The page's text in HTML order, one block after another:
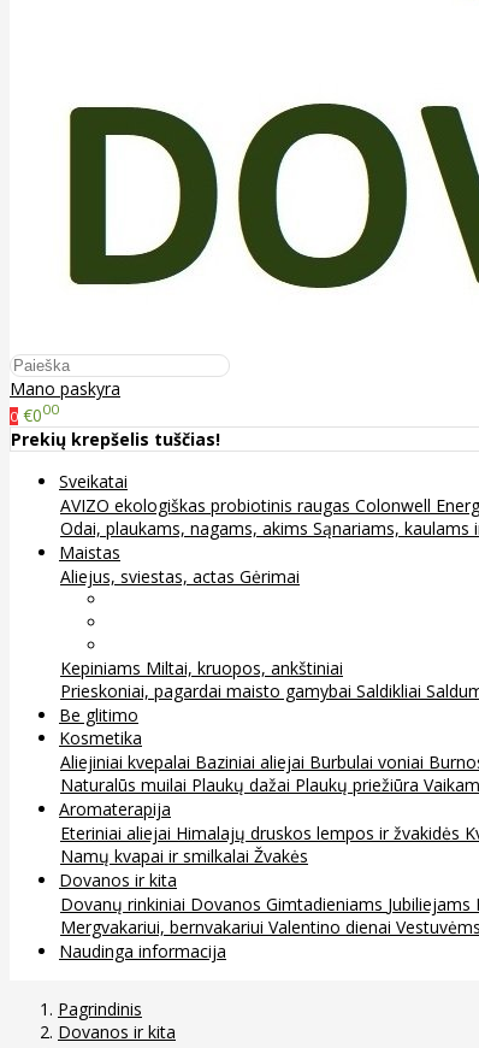
Mano paskyra
0 €000
Prekių krepšelis tuščias!
Sveikatai
AVIZO ekologiškas probiotinis raugas Colonwell
Odai, plaukams, nagams, akims Sąnariams, kaulams
Maistas
Aliejus, sviestas, actas Gėrimai
Kepiniams Miltai, kruopos, ankštiniai
Prieskoniai, pagardai maisto gamybai Saldikliai
Be glitimo
Kosmetika
Aliejiniai kvepalai Baziniai aliejai Burbulai voniai
Naturalūs muilai Plaukų dažai Plaukų priežiūra
Aromaterapija
Eteriniai aliejai Himalajų druskos lempos ir žvakidės
Namų kvapai ir smilkalai Žvakės
Dovanos ir kita
Dovanų rinkiniai Dovanos Gimtadieniams Jubiliejams
Mergvakariui, bernvakariui Valentino dienai Vestuvėms
Naudinga informacija
Pagrindinis
Dovanos ir kita